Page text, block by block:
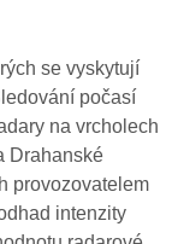
se vyskytují
počasí
na vrcholech
Drahanské
provozovatelem
intenzity